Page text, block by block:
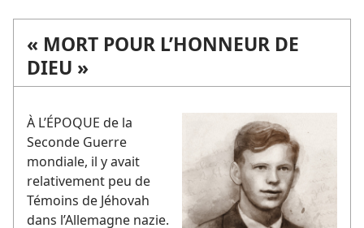
« MORT POUR L’HONNEUR DE
DIEU »
À L’ÉPOQUE de la
Seconde Guerre
mondiale, il y avait
relativement peu de
Témoins de Jéhovah
dans l’Allemagne nazie.